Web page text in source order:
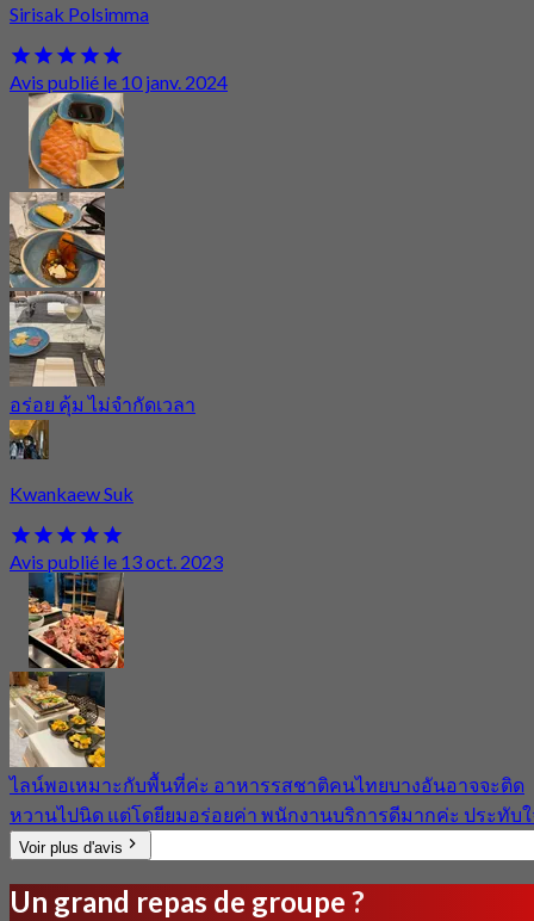
Sirisak Polsimma
Avis publié le 10 janv. 2024
อร่อย คุ้ม ไม่จำกัดเวลา
Kwankaew Suk
Avis publié le 13 oct. 2023
ไลน์พอเหมาะกับพื้นที่ค่ะ อาหารรสชาติคนไทยบางอันอาจจะติด
หวานไปนิด แต่โดยียมอร่อยค่า พนักงานบริการดีมากค่ะ ประทับ
Voir plus d'avis
Un grand repas de groupe ?